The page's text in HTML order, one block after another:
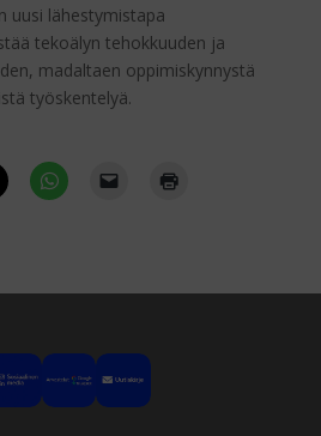
uusi lähestymistapa
tekoälyn tehokkuuden ja
madaltaen oppimiskynnystä
työskentelyä.